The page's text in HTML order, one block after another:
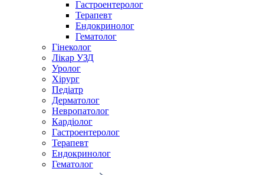
Гастроентеролог
Терапевт
Ендокринолог
Гематолог
Гінеколог
Лікар УЗД
Уролог
Хірург
Педіатр
Дерматолог
Невропатолог
Кардіолог
Гастроентеролог
Терапевт
Ендокринолог
Гематолог